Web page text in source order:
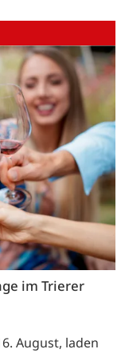
im Trierer
August, laden